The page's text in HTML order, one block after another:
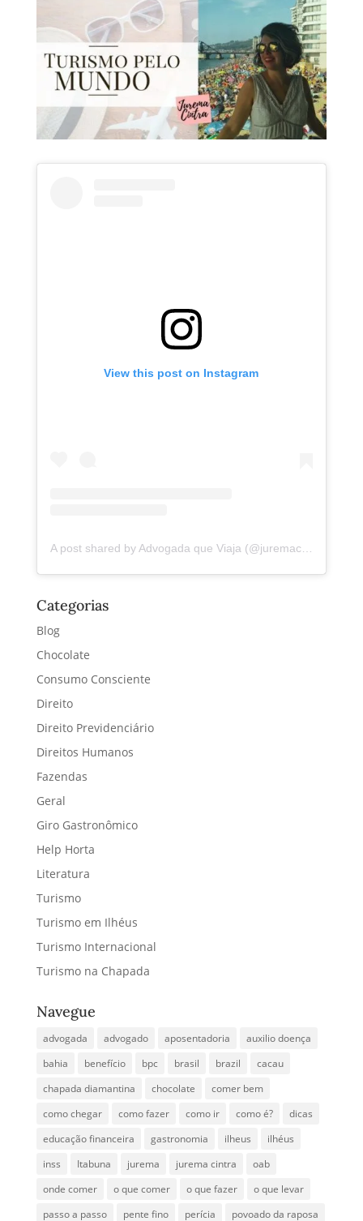
View this post on Instagram
A post shared by Advogada que Viaja (@juremacintra)
Categorias
Blog
Chocolate
Consumo Consciente
Direito
Direito Previdenciário
Direitos Humanos
Fazendas
Geral
Giro Gastronômico
Help Horta
Literatura
Turismo
Turismo em Ilhéus
Turismo Internacional
Turismo na Chapada
Navegue
advogada advogado aposentadoria
auxilio doença
bahia
benefício bpc brasil brazil
cacau
chapada diamantina
chocolate
comer bem
como chegar
como fazer como ir como é?
dicas
educação financeira
gastronomia ilheus
ilhéus
inss
Itabuna jurema jurema cintra
oab
onde comer
o que comer o que fazer
o que levar
passo a passo
pente fino perícia povoado da raposa